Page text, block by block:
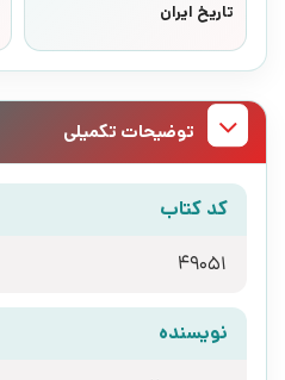
تاریخ ایران
توضیحات تکمیلی
کد کتاب
49051
نویسنده